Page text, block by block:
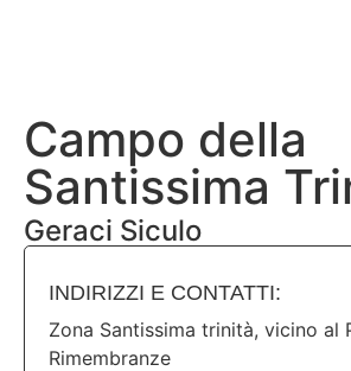
Campo della
Santissima
Geraci Siculo
INDIRIZZI E CONTATTI:​
Zona Santissima trinità, vicino al
Rimembranze